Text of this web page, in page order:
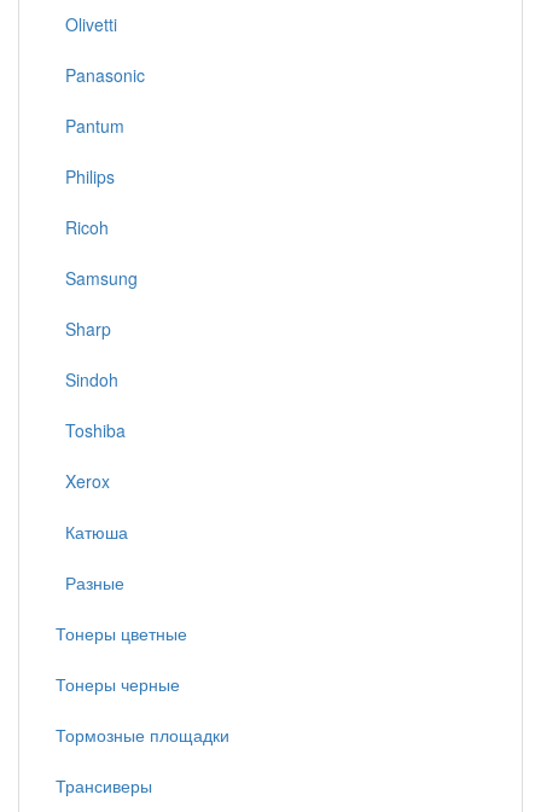
Olivetti
Panasonic
Pantum
Philips
Ricoh
Samsung
Sharp
Sindoh
Toshiba
Xerox
Катюша
Разные
Тонеры цветные
Тонеры черные
Тормозные площадки
Трансиверы